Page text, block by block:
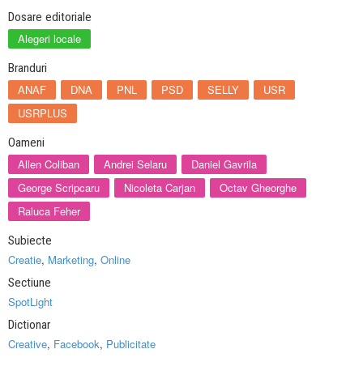
Dosare editoriale
Alegeri locale
Branduri
ANAF DNA PNL PSD SELLY
USR
USRPLUS
Oameni
Allen Coliban Andrei Selaru
Daniel Gavrila
George Scripcaru
Nicoleta Carjan
Octav Gheorghe
Raluca Feher
Subiecte
Creatie, Marketing, Online
Sectiune
SpotLight
Dictionar
Creative, Facebook, Publicitate